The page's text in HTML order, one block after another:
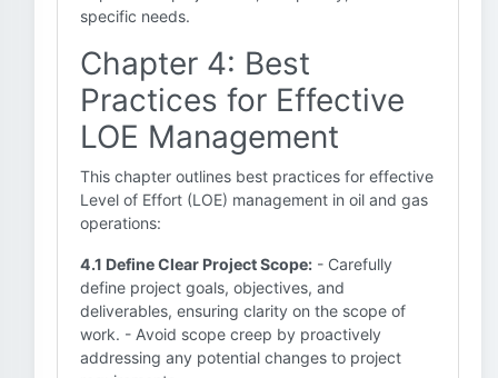
specific needs.
Chapter 4: Best
Practices for Effective
LOE Management
This chapter outlines best practices for effective
Level of Effort (LOE) management in oil and gas
operations:
4.1 Define Clear Project Scope: - Carefully
define project goals, objectives, and
deliverables, ensuring clarity on the scope of
work. - Avoid scope creep by proactively
addressing any potential changes to project